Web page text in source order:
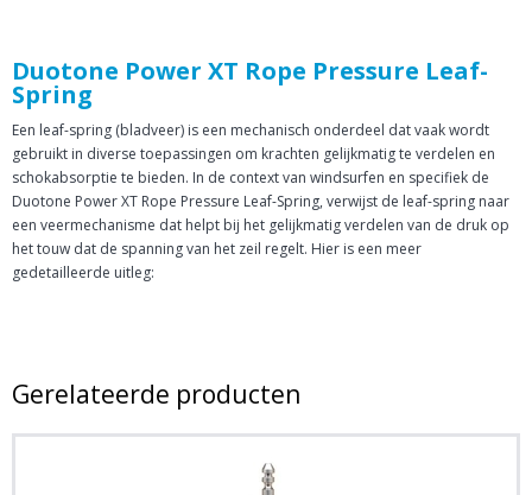
Duotone Power XT Rope Pressure Leaf-
Spring
Een leaf-spring (bladveer) is een mechanisch onderdeel dat vaak wordt
gebruikt in diverse toepassingen om krachten gelijkmatig te verdelen en
schokabsorptie te bieden. In de context van windsurfen en specifiek de
Duotone Power XT Rope Pressure Leaf-Spring, verwijst de leaf-spring naar
een veermechanisme dat helpt bij het gelijkmatig verdelen van de druk op
het touw dat de spanning van het zeil regelt. Hier is een meer
gedetailleerde uitleg:
Gerelateerde producten